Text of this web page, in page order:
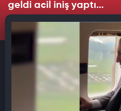
geldi acil iniş yaptı...